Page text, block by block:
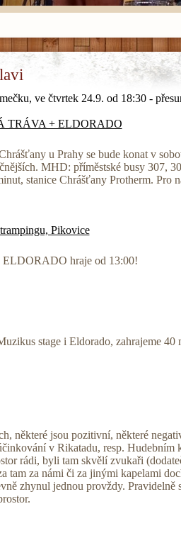
ve čtvrtek 24.9. od 18:30 -
TRÁVA + ELDORADO
u Prahy se bude konat v
MHD: příměstské busy 307,
stanice Chrášťany Protherm. Pro
Pikovice
ELDORADO hraje od 13:00!
stage i Eldorado, zahrajeme
některé jsou pozitivní, některé
v Rikatadu, resp.
rádi, byli tam skvělí zvukaři
tam za námi či za jinými kapelami
zhynul jednou provždy. Pravidelně